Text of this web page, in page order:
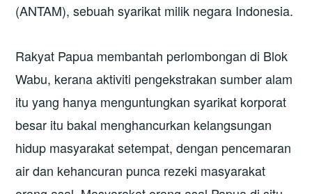
(ANTAM), sebuah syarikat milik negara Indonesia.
Rakyat Papua membantah perlombongan di Blok
Wabu, kerana aktiviti pengekstrakan sumber alam
itu yang hanya menguntungkan syarikat korporat
besar itu bakal menghancurkan kelangsungan
hidup masyarakat setempat, dengan pencemaran
air dan kehancuran punca rezeki masyarakat